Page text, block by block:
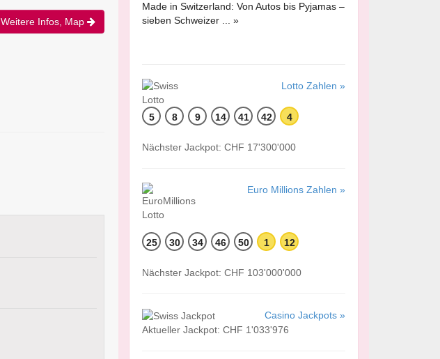
Weitere Infos, Map
Made in Switzerland: Von Autos bis Pyjamas –
sieben Schweizer ... »
Lotto Zahlen »
5 8 9 14 41 42 4
Nächster Jackpot: CHF 17'300'000
Euro Millions Zahlen »
25 30 34 46 50 1 12
Nächster Jackpot: CHF 103'000'000
Casino Jackpots »
Aktueller Jackpot: CHF 1'033'976